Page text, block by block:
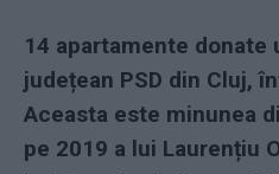
14 apartamente donate
județean PSD din Cluj,
Aceasta este minunea
pe 2019 a lui Laurențiu